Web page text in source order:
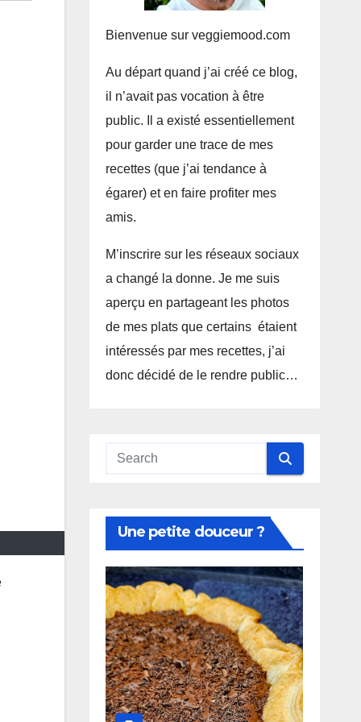
Bienvenue sur veggiemood.com
Au départ quand j’ai créé ce blog,
il n’avait pas vocation à être
public. Il a existé essentiellement
pour garder une trace de mes
recettes (que j’ai tendance à
égarer) et en faire profiter mes
amis.
M’inscrire sur les réseaux sociaux
a changé la donne. Je me suis
aperçu en partageant les photos
de mes plats que certains étaient
intéressés par mes recettes, j’ai
donc décidé de le rendre public…
Une petite douceur ?